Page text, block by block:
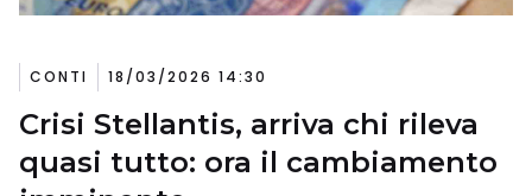
CONTI 18/03/2026 14:30
Crisi Stellantis, arriva chi rileva
quasi tutto: ora il cambiamento